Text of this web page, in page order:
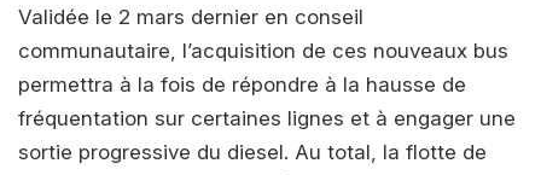
Validée le 2 mars dernier en conseil
communautaire, l’acquisition de ces nouveaux bus
permettra à la fois de répondre à la hausse de
fréquentation sur certaines lignes et à engager une
sortie progressive du diesel. Au total, la flotte de